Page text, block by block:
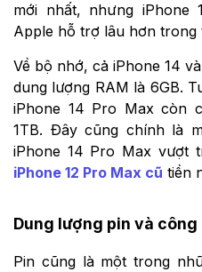
mới nhất, nhưng
Apple hỗ trợ lâu hơn trong
Về bộ nhớ, cả iPhone 14
dung lượng RAM là 6GB.
iPhone 14 Pro Max còn
1TB. Đây cũng chính là
iPhone 14 Pro Max vượt
iPhone 12 Pro Max cũ tiền
Dung lượng pin và công
Pin cũng là một trong